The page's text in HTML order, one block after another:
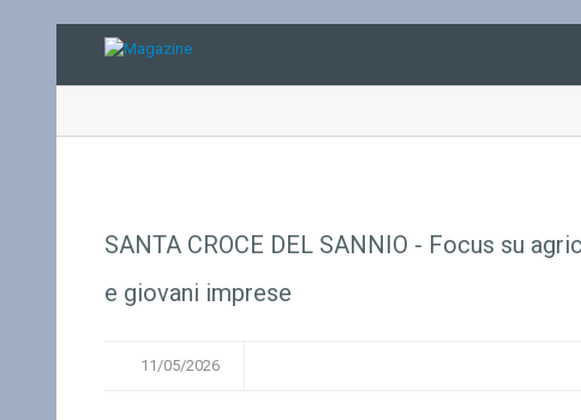
SANTA CROCE DEL SANNIO - Focus su
e giovani imprese
11/05/2026